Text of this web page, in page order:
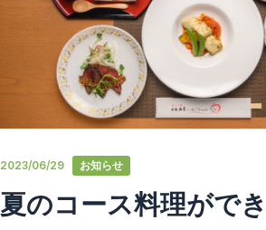
2023/06/29 お知らせ
夏のコース料理がで